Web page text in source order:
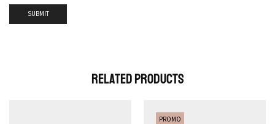
Related Products
PROMO